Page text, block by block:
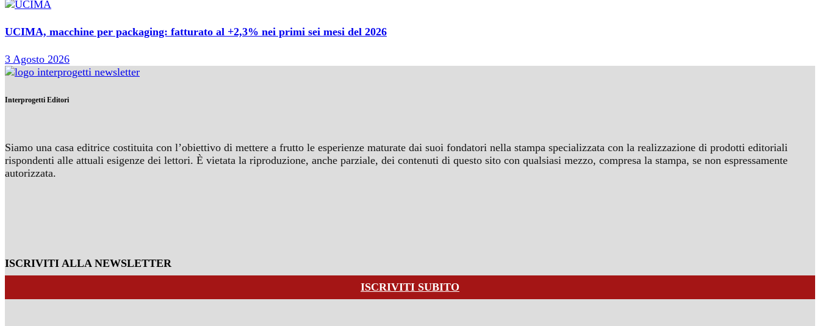
UCIMA, macchine per packaging: fatturato al +2,3% nei primi sei mesi del 2026
3 Agosto 2026
Interprogetti Editori
Siamo una casa editrice costituita con l’obiettivo di mettere a frutto le esperienze maturate dai suoi fondatori nella stampa specializzata con la realizzazione di prodotti editoriali
rispondenti alle attuali esigenze dei lettori. È vietata la riproduzione, anche parziale, dei contenuti di questo sito con qualsiasi mezzo, compresa la stampa, se non espressamente
autorizzata.
ISCRIVITI ALLA NEWSLETTER
ISCRIVITI SUBITO